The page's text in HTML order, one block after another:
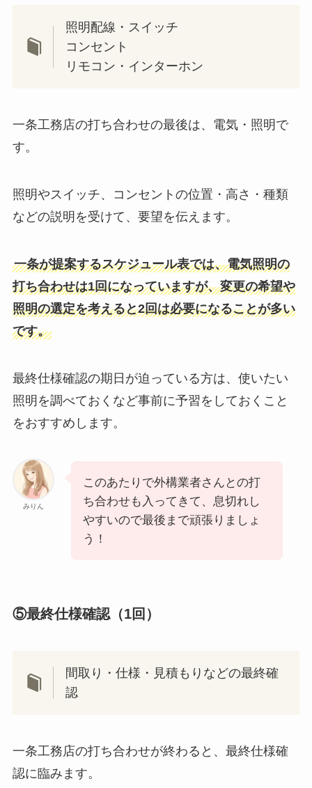
照明配線・スイッチ
コンセント
リモコン・インターホン
一条工務店の打ち合わせの最後は、電気・照明で
す。
照明やスイッチ、コンセントの位置・高さ・種類
などの説明を受けて、要望を伝えます。
一条が提案するスケジュール表では、電気照明の
打ち合わせは1回になっていますが、変更の希望や
照明の選定を考えると2回は必要になることが多い
です。
最終仕様確認の期日が迫っている方は、使いたい
照明を調べておくなど事前に予習をしておくこと
をおすすめします。
みりん
このあたりで外構業者さんとの打
ち合わせも入ってきて、息切れし
やすいので最後まで頑張りましょ
う！
⑤最終仕様確認（1回）
間取り・仕様・見積もりなどの最終確
認
一条工務店の打ち合わせが終わると、最終仕様確
認に臨みます。